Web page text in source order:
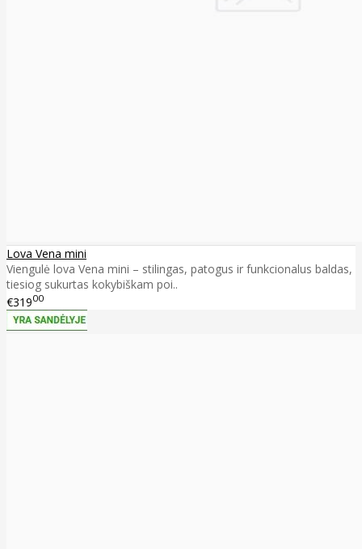
Lova Vena mini
Viengulė lova Vena mini – stilingas, patogus ir funkcionalus baldas,
tiesiog sukurtas kokybiškam poi..
€31900